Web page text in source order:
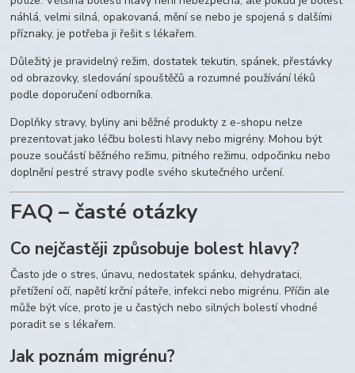
náhlá, velmi silná, opakovaná, mění se nebo je spojená s dalšími
příznaky, je potřeba ji řešit s lékařem.
Důležitý je pravidelný režim, dostatek tekutin, spánek, přestávky
od obrazovky, sledování spouštěčů a rozumné používání léků
podle doporučení odborníka.
Doplňky stravy, byliny ani běžné produkty z e-shopu nelze
prezentovat jako léčbu bolesti hlavy nebo migrény. Mohou být
pouze součástí běžného režimu, pitného režimu, odpočinku nebo
doplnění pestré stravy podle svého skutečného určení.
FAQ – časté otázky
Co nejčastěji způsobuje bolest hlavy?
Často jde o stres, únavu, nedostatek spánku, dehydrataci,
přetížení očí, napětí krční páteře, infekci nebo migrénu. Příčin ale
může být více, proto je u častých nebo silných bolestí vhodné
poradit se s lékařem.
Jak poznám migrénu?